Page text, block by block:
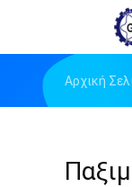
Αρχική